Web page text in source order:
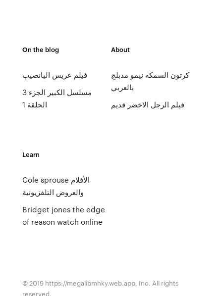
On the blog
فيلم عريس اليانصيب
مسلسل الكبير الجزء 3
الحلقة 1
About
كرتون السمكه نيمو مدبلج
بالعربي
فيلم الرجل الاخضر قديم
Learn
Cole sprouse الأفلام
والعروض التلفزيونية
Bridget jones the edge
of reason watch online
© 2019 https://megalibmhky.web.app, Inc. All rights
reserved.